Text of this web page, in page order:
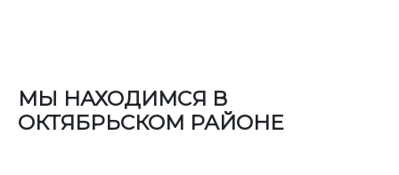
МЫ НАХОДИМСЯ В
ОКТЯБРЬСКОМ РАЙОНЕ